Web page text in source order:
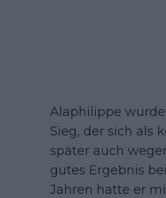
Alaphilippe
Sieg, der sich als
später auch
gutes Ergebnis
Jahren hatte er